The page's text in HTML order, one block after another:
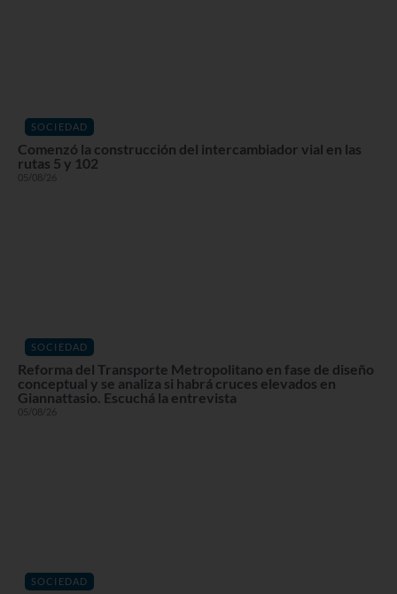
SOCIEDAD
Comenzó la construcción del intercambiador vial en las
rutas 5 y 102
05/08/26
SOCIEDAD
Reforma del Transporte Metropolitano en fase de diseño
conceptual y se analiza si habrá cruces elevados en
Giannattasio. Escuchá la entrevista
05/08/26
SOCIEDAD